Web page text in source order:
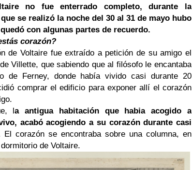
no fue enterrado completo, durante la
se realizó la noche del 30 al 31 de mayo hubo
con algunas partes de recuerdo.
corazón?
de Voltaire fue extraído a petición de su amigo el
Villette, que sabiendo que al filósofo le encantaba
de Ferney, donde había vivido casi durante 20
comprar el edificio para exponer allí el corazón
la antigua habitación que habia acogido a
acabó acogiendo a su corazón durante casi
El corazón se encontraba sobre una columna, en
de Voltaire.